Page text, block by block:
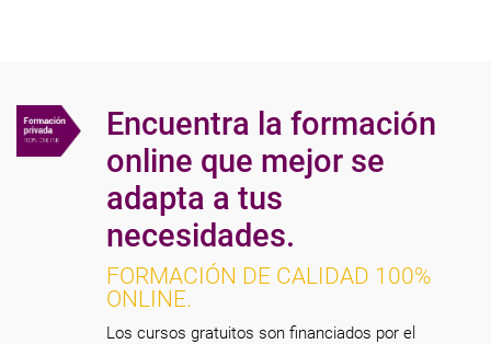
Encuentra la formación
online que mejor se
adapta a tus
necesidades.
FORMACIÓN DE CALIDAD 100%
ONLINE.
Los cursos gratuitos son financiados por el